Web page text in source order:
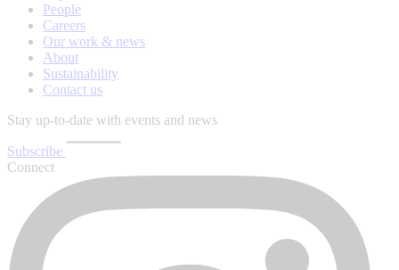
People
Careers
Our work & news
About
Sustainability
Contact us
Stay up-to-date with events and news
Subscribe
Connect